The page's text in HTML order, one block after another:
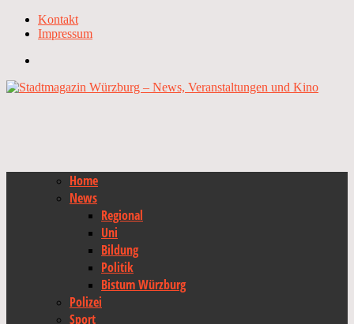
Kontakt
Impressum
Home
News
Regional
Uni
Bildung
Politik
Bistum Würzburg
Polizei
Sport